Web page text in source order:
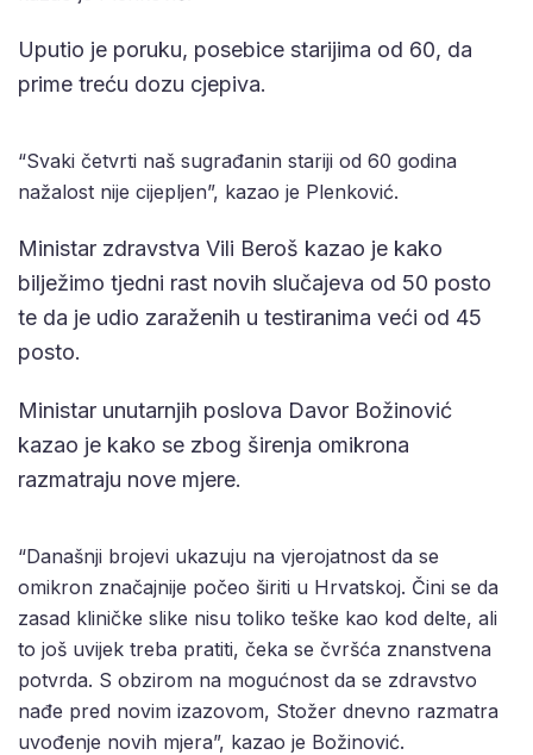
Uputio je poruku, posebice starijima od 60, da
prime treću dozu cjepiva.
“Svaki četvrti naš sugrađanin stariji od 60 godina
nažalost nije cijepljen”, kazao je Plenković.
Ministar zdravstva Vili Beroš kazao je kako
bilježimo tjedni rast novih slučajeva od 50 posto
te da je udio zaraženih u testiranima veći od 45
posto.
Ministar unutarnjih poslova Davor Božinović
kazao je kako se zbog širenja omikrona
razmatraju nove mjere.
“Današnji brojevi ukazuju na vjerojatnost da se
omikron značajnije počeo širiti u Hrvatskoj. Čini se da
zasad kliničke slike nisu toliko teške kao kod delte, ali
to još uvijek treba pratiti, čeka se čvršća znanstvena
potvrda. S obzirom na mogućnost da se zdravstvo
nađe pred novim izazovom, Stožer dnevno razmatra
uvođenje novih mjera”, kazao je Božinović.